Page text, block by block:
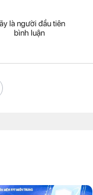
là người đầu tiên
bình luận